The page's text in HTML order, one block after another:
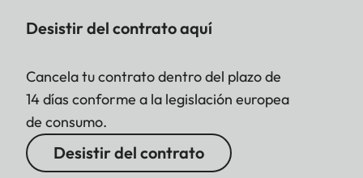
Desistir del contrato aquí
Cancela tu contrato dentro del plazo de
14 días conforme a la legislación europea
de consumo.
Desistir del contrato